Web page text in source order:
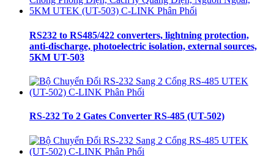
RS232 to RS485/422 converters, lightning protection,
anti-discharge, photoelectric isolation, external sources,
5KM UT-503
RS-232 To 2 Gates Converter RS-485 (UT-502)